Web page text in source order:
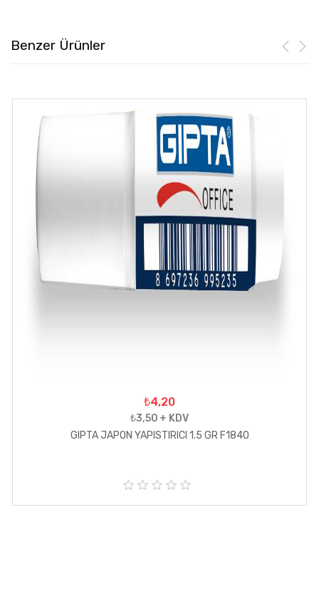
Benzer Ürünler
₺4,20
₺3,50 + KDV
GIPTA JAPON YAPISTIRICI 1.5 GR F1840